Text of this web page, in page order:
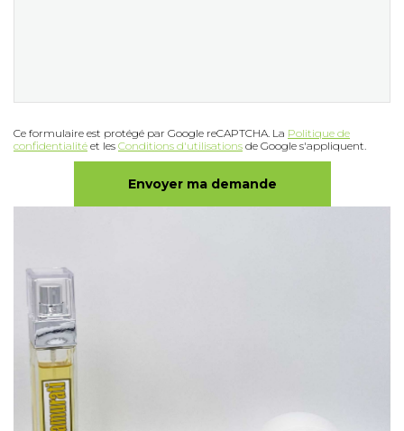
Ce formulaire est protégé par Google reCAPTCHA. La Politique de
confidentialité et les Conditions d'utilisations de Google s'appliquent.